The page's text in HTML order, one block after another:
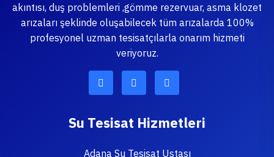
akıntısı, duş problemleri ,gömme rezervuar, asma klozet
arızaları şeklinde oluşabilecek tüm arızalarda 100%
profesyonel uzman tesisatçılarla onarım hizmeti
veriyoruz.
Su Tesisat Hizmetleri
Adana Su Tesisat Ustası